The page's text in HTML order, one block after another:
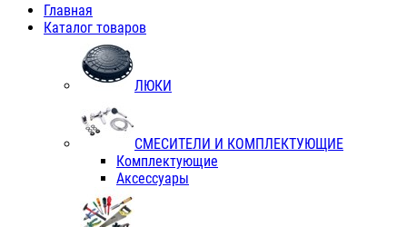
Главная
Каталог товаров
ЛЮКИ
СМЕСИТЕЛИ И КОМПЛЕКТУЮЩИЕ
Комплектующие
Аксессуары